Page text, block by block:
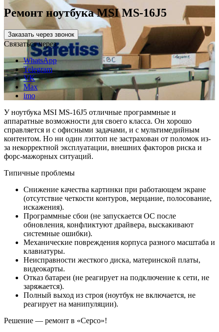
Ремонт ноутбука MSI MS-16J5
Заказать через звонок
Связаться через
WhatsApp
Telegram
VK
Max
imo
У ноутбука MSI MS-16J5 отличные программные и
аппаратные возможности для своего класса. Он хорошо
справляется и с офисными задачами, и с мультимедийным
контентом. Но ни один лэптоп не застрахован от поломок из-
за некорректной эксплуатации, внешних факторов риска и
форс-мажорных ситуаций.
Типичные проблемы
Снижение качества картинки при работающем экране
(отсутствие четкости контуров, мерцание, полосование,
искажения).
Программные сбои (не запускается ОС после
обновления, конфликтуют драйвера, выскакивают
системные ошибки).
Механические повреждения корпуса разного масштаба и
клавиатуры.
Неисправности жесткого диска, материнской платы,
видеокарты.
Отказ батареи (не реагирует на подключение к сети, не
заряжается).
Полный выход из строя (ноутбук не включается, не
реагирует на манипуляции).
Решение — ремонт в «Серсо»!